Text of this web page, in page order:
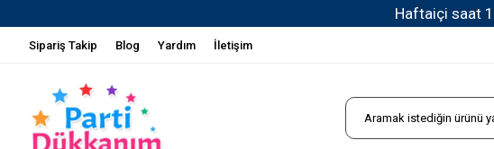
Sipariş Takip Blog Yardım İletişim